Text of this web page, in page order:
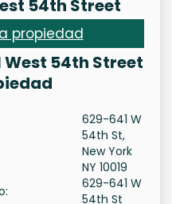
54th Street
propiedad
54th Street
629-641 W
54th St,
New York
NY 10019
629-641 W
54th St